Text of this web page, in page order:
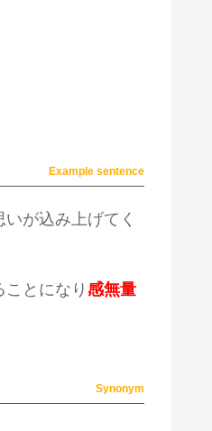
Example sentence
が込み上げてく
とになり 感無量
Synonym